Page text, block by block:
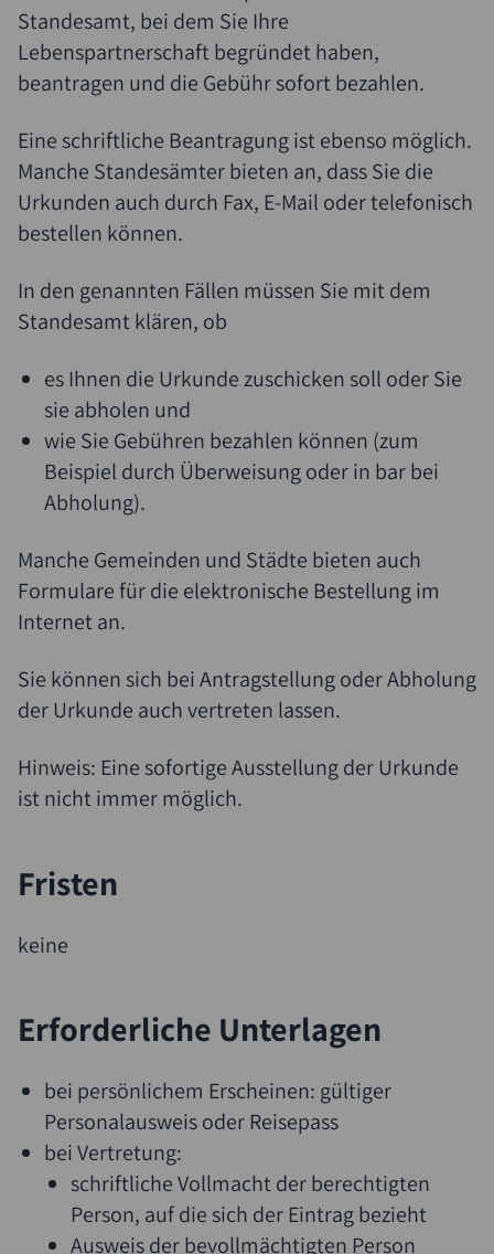
Standesamt, bei dem Sie Ihre
Lebenspartnerschaft begründet haben,
beantragen und die Gebühr sofort bezahlen.
Eine schriftliche Beantragung ist ebenso möglich.
Manche Standesämter bieten an, dass Sie die
Urkunden auch durch Fax, E-Mail oder telefonisch
bestellen können.
In den genannten Fällen müssen Sie mit dem
Standesamt klären, ob
es Ihnen die Urkunde zuschicken soll oder Sie
sie abholen und
wie Sie Gebühren bezahlen können (zum
Beispiel durch Überweisung oder in bar bei
Abholung).
Manche Gemeinden und Städte bieten auch
Formulare für die elektronische Bestellung im
Internet an.
Sie können sich bei Antragstellung oder Abholung
der Urkunde auch vertreten lassen.
Hinweis: Eine sofortige Ausstellung der Urkunde
ist nicht immer möglich.
Fristen
keine
Erforderliche Unterlagen
bei persönlichem Erscheinen: gültiger
Personalausweis oder Reisepass
bei Vertretung:
schriftliche Vollmacht der berechtigten
Person, auf die sich der Eintrag bezieht
Ausweis der bevollmächtigten Person